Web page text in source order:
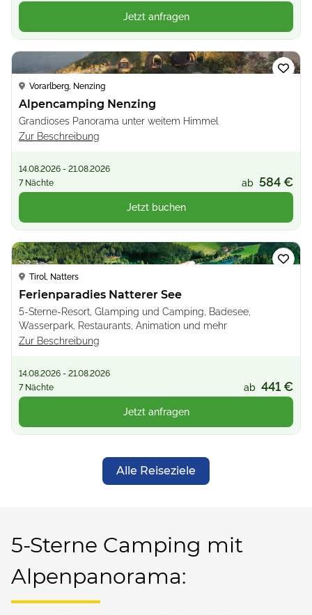
Jetzt anfragen
Loading...
Vorarlberg, Nenzing
Alpencamping Nenzing
Grandioses Panorama unter weitem Himmel
Zur Beschreibung
14.08.2026 - 21.08.2026
7 Nächte
ab 584 €
Jetzt buchen
Loading...
Tirol, Natters
Ferienparadies Natterer See
5-Sterne-Resort, Glamping und Camping, Badesee,
Wasserpark, Restaurants, Animation und mehr
Zur Beschreibung
14.08.2026 - 21.08.2026
7 Nächte
ab 441 €
Jetzt anfragen
Alle Reiseziele
5-Sterne Camping mit
Alpenpanorama: